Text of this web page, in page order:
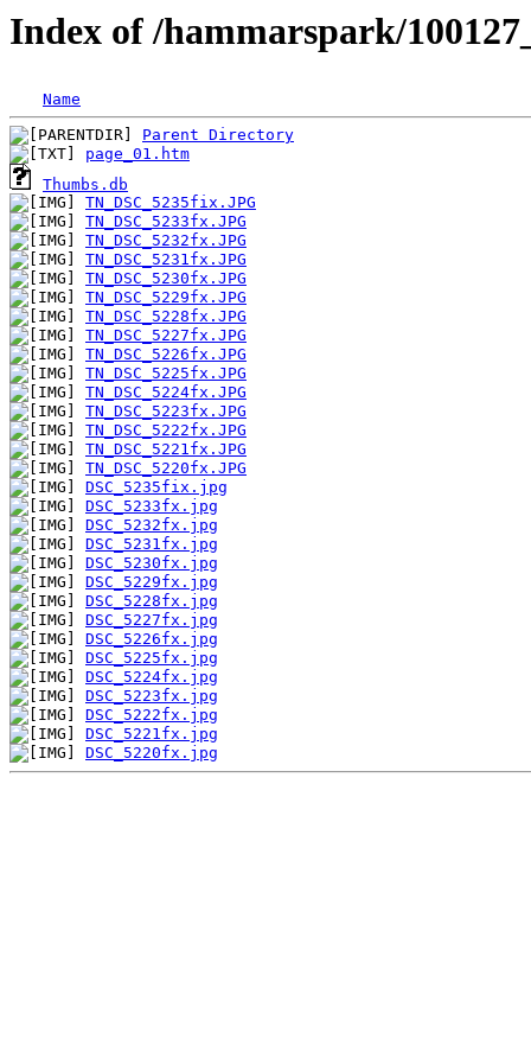
Index of /hammarspark/
Name
Parent Directory
page_01.htm
Thumbs.db
TN_DSC_5235fix.JPG
TN_DSC_5233fx.JPG
TN_DSC_5232fx.JPG
TN_DSC_5231fx.JPG
TN_DSC_5230fx.JPG
TN_DSC_5229fx.JPG
TN_DSC_5228fx.JPG
TN_DSC_5227fx.JPG
TN_DSC_5226fx.JPG
TN_DSC_5225fx.JPG
TN_DSC_5224fx.JPG
TN_DSC_5223fx.JPG
TN_DSC_5222fx.JPG
TN_DSC_5221fx.JPG
TN_DSC_5220fx.JPG
DSC_5235fix.jpg
DSC_5233fx.jpg
DSC_5232fx.jpg
DSC_5231fx.jpg
DSC_5230fx.jpg
DSC_5229fx.jpg
DSC_5228fx.jpg
DSC_5227fx.jpg
DSC_5226fx.jpg
DSC_5225fx.jpg
DSC_5224fx.jpg
DSC_5223fx.jpg
DSC_5222fx.jpg
DSC_5221fx.jpg
DSC_5220fx.jpg